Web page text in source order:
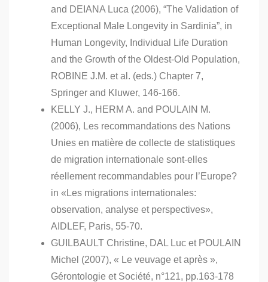
and DEIANA Luca (2006), “The Validation of
Exceptional Male Longevity in Sardinia”, in
Human Longevity, Individual Life Duration
and the Growth of the Oldest-Old Population,
ROBINE J.M. et al. (eds.) Chapter 7,
Springer and Kluwer, 146-166.
KELLY J., HERM A. and POULAIN M.
(2006), Les recommandations des Nations
Unies en matière de collecte de statistiques
de migration internationale sont-elles
réellement recommandables pour l’Europe?
in «Les migrations internationales:
observation, analyse et perspectives»,
AIDLEF, Paris, 55-70.
GUILBAULT Christine, DAL Luc et POULAIN
Michel (2007), « Le veuvage et après »,
Gérontologie et Société, n°121, pp.163-178